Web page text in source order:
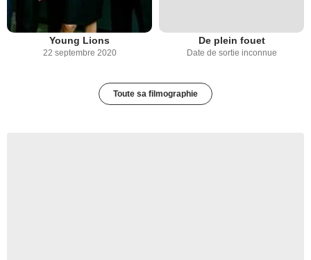
Young Lions
22 septembre 2020
De plein fouet
Date de sortie inconnue
Toute sa filmographie